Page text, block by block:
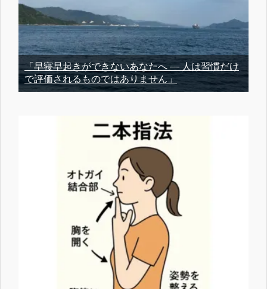
「早寝早起きができないあなたへ ― 人は習慣だけ
で評価されるものではありません」